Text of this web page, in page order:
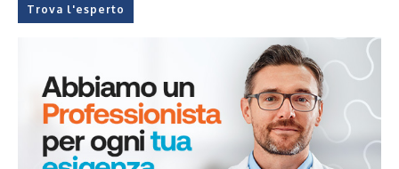
Trova l'esperto